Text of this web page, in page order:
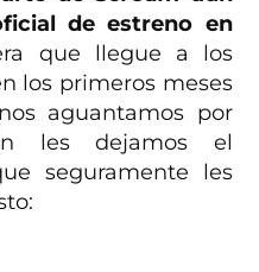
de estreno en
que llegue a los
los primeros meses
aguantamos por
les dejamos el
seguramente les